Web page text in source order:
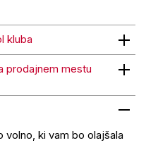
kluba
prodajnem mestu
mestu
ki vam bo olajšala